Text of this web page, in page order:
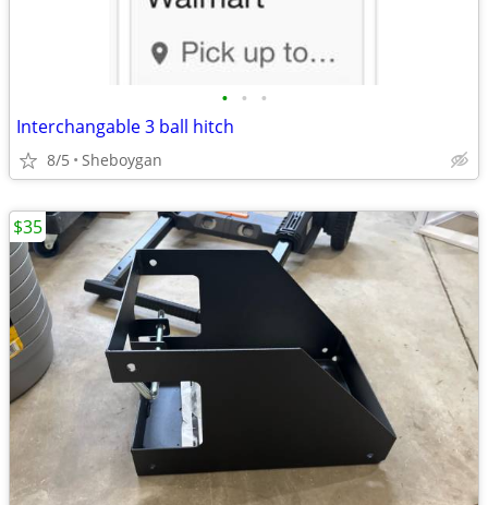
• • •
Interchangable 3 ball hitch
8/5 Sheboygan
$35